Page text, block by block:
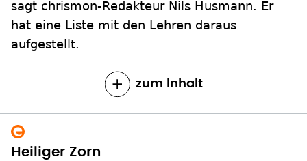
sagt chrismon-Redakteur Nils Husmann. Er
hat eine Liste mit den Lehren daraus
aufgestellt.
zum Inhalt
Heiliger Zorn